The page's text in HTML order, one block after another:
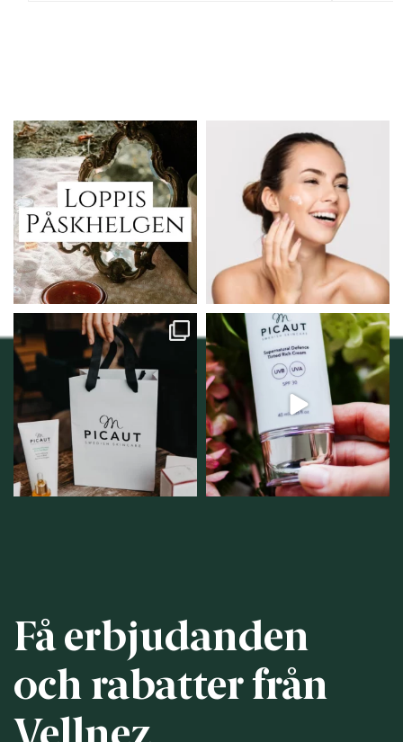
Vi skall ha loppis!
I Vellnez anda;...
6 0
Behandlingserbjudande
februari-mars!
Vi...
0
Vellnez – din
samlingsplats för
personlig handel i
12 0
Njut av solens härliga
strålar men skydda dig...
12 1
Få erbjudanden
och rabatter från